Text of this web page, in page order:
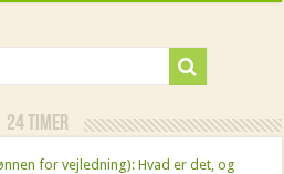
24 timer
for vejledning): Hvad er det, og